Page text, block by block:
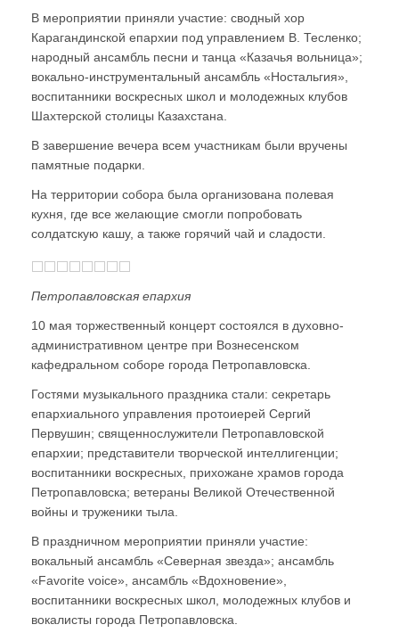
В мероприятии приняли участие: сводный хор
Карагандинской епархии под управлением В. Тесленко;
народный ансамбль песни и танца «Казачья вольница»;
вокально-инструментальный ансамбль «Ностальгия»,
воспитанники воскресных школ и молодежных клубов
Шахтерской столицы Казахстана.
В завершение вечера всем участникам были вручены
памятные подарки.
На территории собора была организована полевая
кухня, где все желающие смогли попробовать
солдатскую кашу, а также горячий чай и сладости.
Петропавловская епархия
10 мая торжественный концерт состоялся в духовно-
административном центре при Вознесенском
кафедральном соборе города Петропавловска.
Гостями музыкального праздника стали: секретарь
епархиального управления протоиерей Сергий
Первушин; священнослужители Петропавловской
епархии; представители творческой интеллигенции;
воспитанники воскресных, прихожане храмов города
Петропавловска; ветераны Великой Отечественной
войны и труженики тыла.
В праздничном мероприятии приняли участие:
вокальный ансамбль «Северная звезда»; ансамбль
«Favorite voice», ансамбль «Вдохновение»,
воспитанники воскресных школ, молодежных клубов и
вокалисты города Петропавловска.